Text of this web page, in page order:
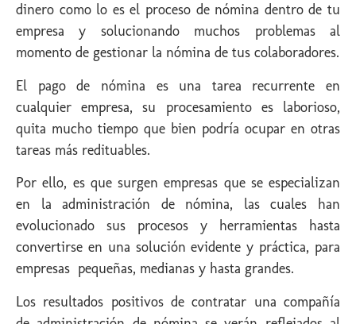
dinero como lo es el proceso de nómina dentro de tu
empresa y solucionando muchos problemas al
momento de gestionar la nómina de tus colaboradores.
El pago de nómina es una tarea recurrente en
cualquier empresa, su procesamiento es laborioso,
quita mucho tiempo que bien podría ocupar en otras
tareas más redituables.
Por ello, es que surgen empresas que se especializan
en la administración de nómina, las cuales han
evolucionado sus procesos y herramientas hasta
convertirse en una solución evidente y práctica, para
empresas pequeñas, medianas y hasta grandes.
Los resultados positivos de contratar una compañía